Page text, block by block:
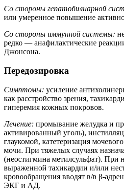
Со стороны гепатобилиарной
или умеренное повышение
Со стороны иммунной системы:
редко — анафилактические
Джонсона.
Передозировка
Симптомы: усиление
как расстройство зрения,
гиперемия кожных покровов.
Лечение: промывание желудка и
активированный уголь),
глаукомой, катетеризация
мочи. При тяжелых случаях
(неостигмина метилсульфат). При
выраженной тахикардии и/или
кровообращения вводят в/в β-
ЭКГ и АД.